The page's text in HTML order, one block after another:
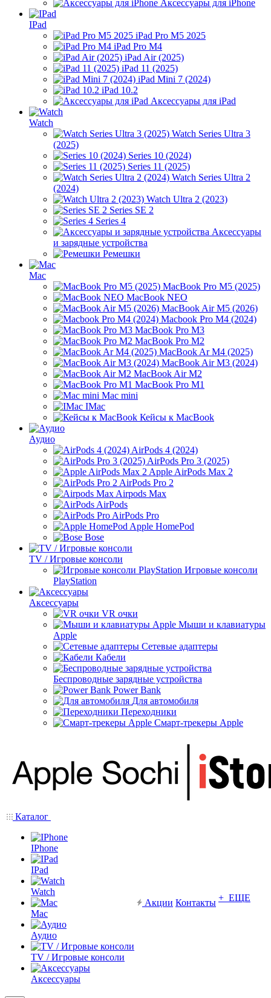
Аксессуары для iPhone
IPad
iPad Pro M5 2025
iPad Pro M4
iPad Air (2025)
iPad 11 (2025)
iPad Mini 7 (2024)
iPad 10.2
Аксессуары для iPad
Watch
Watch Series Ultra 3
(2025)
Series 10 (2024)
Series 11 (2025)
Watch Series Ultra 2
(2024)
Watch Ultra 2 (2023)
Series SE 2
Series 4
Аксессуары
и зарядные устройства
Ремешки
Mac
MacBook Pro M5 (2025)
MacBook NEO
MacBook Air M5 (2026)
Macbook Pro M4 (2024)
MacBook Pro M3
MacBook Pro M2
MacBook Ar M4 (2025)
MacBook Air M3 (2024)
MacBook Air M2
MacBook Pro M1
Mac mini
IMac
Кейсы к MacBook
Аудио
AirPods 4 (2024)
AirPods Pro 3 (2025)
Apple AirPods Max 2
AirPods Pro 2
Airpods Max
AirPods
AirPods Pro
Apple HomePod
Bose
TV / Игровые консоли
Игровые консоли
PlayStation
Аксессуары
VR очки
Мыши и клавиатуры
Apple
Сетевые адаптеры
Кабели
Беспроводные зарядные устройства
Power Bank
Для автомобиля
Переходники
Смарт-трекеры Apple
Каталог
IPhone
IPad
Watch
Mac
Аудио
TV / Игровые консоли
Аксессуары
Акции Контакты + ЕЩЕ